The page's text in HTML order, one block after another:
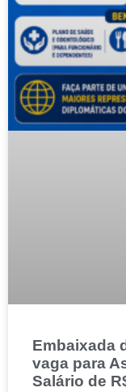
Embaixada
vaga para
Salário de